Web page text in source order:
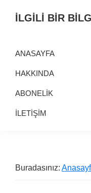
navigasyona
content
alanaİLGİLİ BİR
ANASAYFA
HAKKINDA
ABONELİK
İLETİŞİM
Buradasınız: